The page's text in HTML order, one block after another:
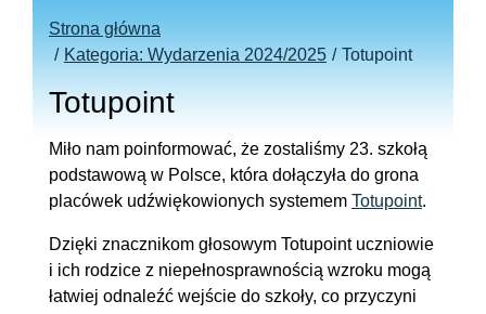
Strona główna
Kategoria: Wydarzenia 2024/2025
Totupoint
Totupoint
Miło nam poinformować, że zostaliśmy 23. szkołą
podstawową w Polsce, która dołączyła do grona
placówek udźwiękowionych systemem Totupoint.
Dzięki znacznikom głosowym Totupoint uczniowie
i ich rodzice z niepełnosprawnością wzroku mogą
łatwiej odnaleźć wejście do szkoły, co przyczyni